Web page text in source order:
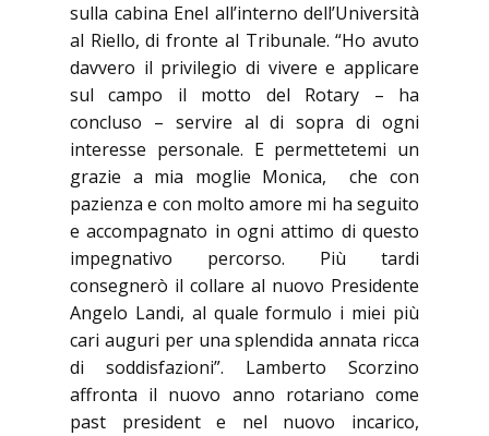
sulla cabina Enel all’interno dell’Università
al Riello, di fronte al Tribunale. “Ho avuto
davvero il privilegio di vivere e applicare
sul campo il motto del Rotary – ha
concluso – servire al di sopra di ogni
interesse personale. E permettetemi un
grazie a mia moglie Monica, che con
pazienza e con molto amore mi ha seguito
e accompagnato in ogni attimo di questo
impegnativo percorso. Più tardi
consegnerò il collare al nuovo Presidente
Angelo Landi, al quale formulo i miei più
cari auguri per una splendida annata ricca
di soddisfazioni”. Lamberto Scorzino
affronta il nuovo anno rotariano come
past president e nel nuovo incarico,